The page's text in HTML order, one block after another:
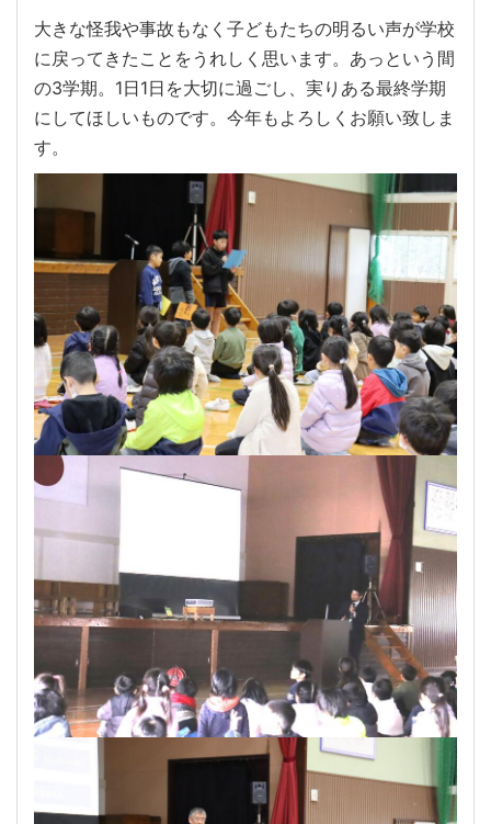
大きな怪我や事故もなく子どもたちの明るい声が学校
に戻ってきたことをうれしく思います。あっという間
の3学期。1日1日を大切に過ごし、実りある最終学期
にしてほしいものです。今年もよろしくお願い致しま
す。